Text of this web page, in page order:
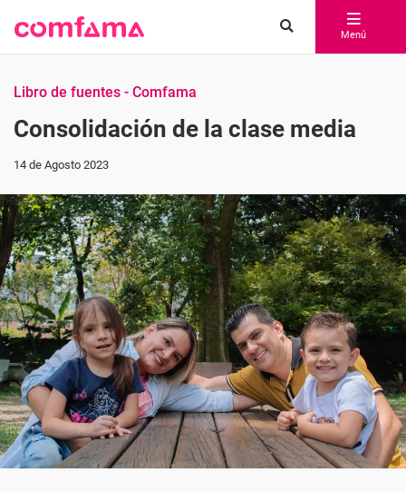
Menú
Libro de fuentes - Comfama
Consolidación de la clase media
14 de Agosto 2023